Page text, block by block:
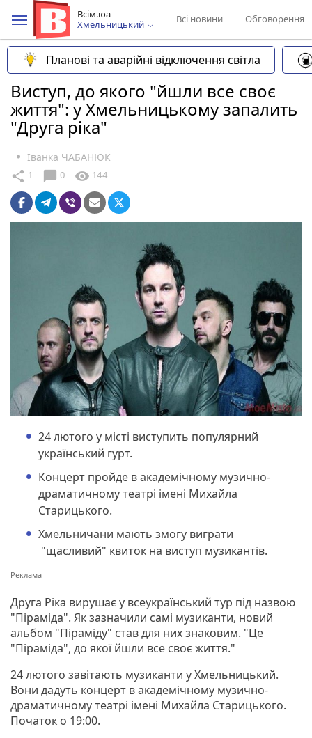
Всім.юа
Хмельницький
Всі новини Обговорення
Планові та аварійні відключення світла
Виступ, до якого "йшли все своє
життя": у Хмельницькому запалить
"Друга ріка"
Іванка ЧАБАНЮК
share 1 chat_bubble 0 visibility 144
24 лютого у місті виступить популярний
український гурт.
Концерт пройде в академічному музично-
драматичному театрі імені Михайла
Старицького.
Хмельничани мають змогу виграти
"щасливий" квиток на виступ музикантів.
Друга Ріка вирушає у всеукраїнський тур під назвою
"Піраміда". Як зазначили самі музиканти, новий
альбом "Піраміду" став для них знаковим. "Це
"Піраміда", до якої йшли все своє життя."
24 лютого завітають музиканти у Хмельницький.
Вони дадуть концерт в академічному музично-
драматичному театрі імені Михайла Старицького.
Початок о 19:00.